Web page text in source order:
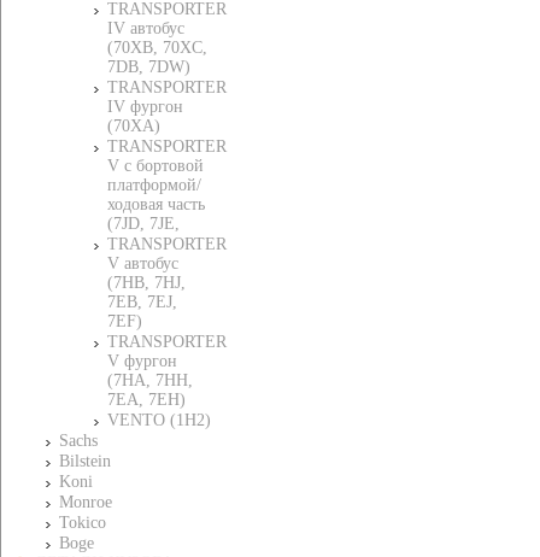
TRANSPORTER
IV автобус
(70XB, 70XC,
7DB, 7DW)
TRANSPORTER
IV фургон
(70XA)
TRANSPORTER
V c бортовой
платформой/
ходовая часть
(7JD, 7JE,
TRANSPORTER
V автобус
(7HB, 7HJ,
7EB, 7EJ,
7EF)
TRANSPORTER
V фургон
(7HA, 7HH,
7EA, 7EH)
VENTO (1H2)
Sachs
Bilstein
Koni
Monroe
Tokico
Boge